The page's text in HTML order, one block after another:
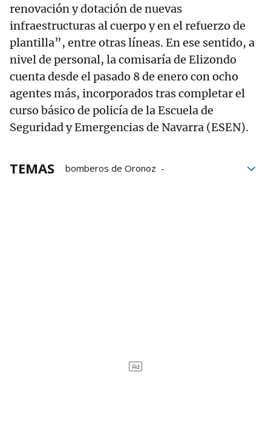
renovación y dotación de nuevas
infraestructuras al cuerpo y en el refuerzo de
plantilla”, entre otras líneas. En ese sentido, a
nivel de personal, la comisaría de Elizondo
cuenta desde el pasado 8 de enero con ocho
agentes más, incorporados tras completar el
curso básico de policía de la Escuela de
Seguridad y Emergencias de Navarra (ESEN).
TEMAS
bomberos de Oronoz